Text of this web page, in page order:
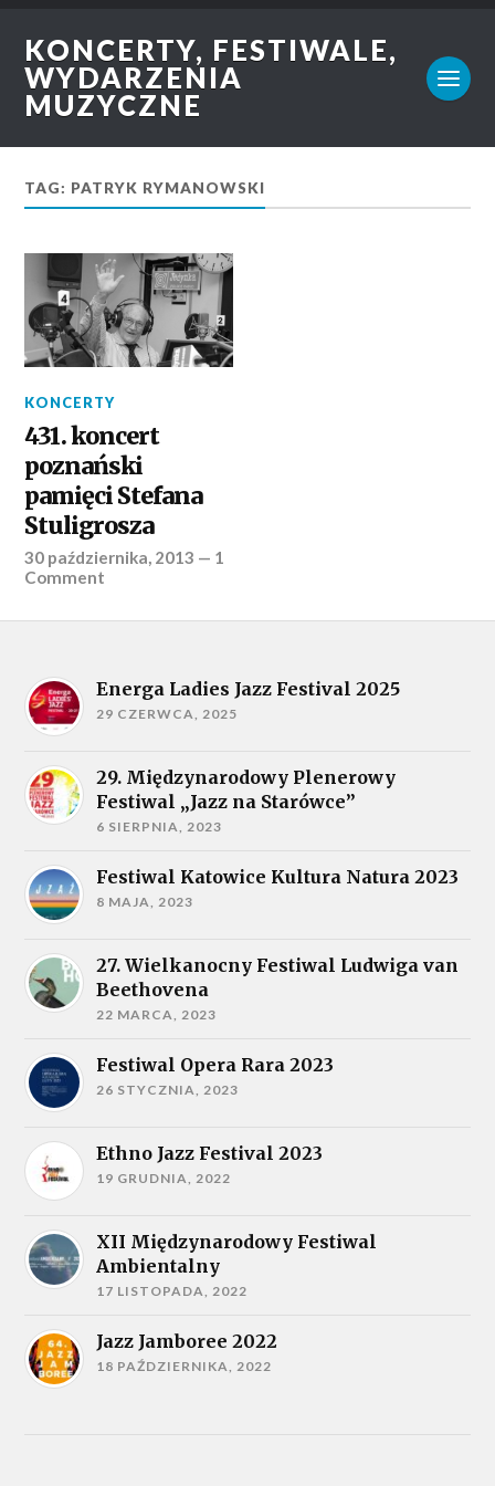
KONCERTY, FESTIWALE,
WYDARZENIA
MUZYCZNE
TAG: PATRYK RYMANOWSKI
KONCERTY
431. koncert
poznański
pamięci Stefana
Stuligrosza
30 października, 2013 — 1
Comment
Energa Ladies Jazz Festival 2025
29 CZERWCA, 2025
29. Międzynarodowy Plenerowy
Festiwal „Jazz na Starówce”
6 SIERPNIA, 2023
Festiwal Katowice Kultura Natura 2023
8 MAJA, 2023
27. Wielkanocny Festiwal Ludwiga van
Beethovena
22 MARCA, 2023
Festiwal Opera Rara 2023
26 STYCZNIA, 2023
Ethno Jazz Festival 2023
19 GRUDNIA, 2022
XII Międzynarodowy Festiwal
Ambientalny
17 LISTOPADA, 2022
Jazz Jamboree 2022
18 PAŹDZIERNIKA, 2022